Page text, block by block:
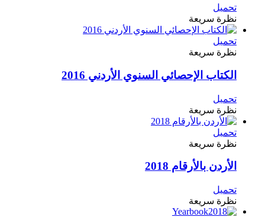
تحميل
نظرة سريعة
تحميل
نظرة سريعة
الكتاب الإحصائي السنوي الأردني 2016
تحميل
نظرة سريعة
تحميل
نظرة سريعة
الأردن بالأرقام 2018
تحميل
نظرة سريعة